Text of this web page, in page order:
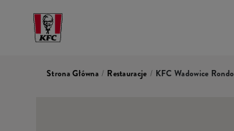
Strona Główna / Restauracje / KFC Wadowice Rondo